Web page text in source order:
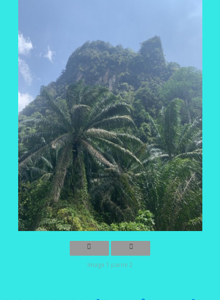
Image 1 parmi 2